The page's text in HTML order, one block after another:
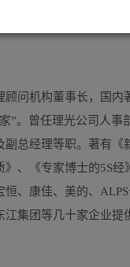
机构董事长，国内著
”。曾任理光公司人事
总经理等职。著有《
》、《专家博士的5S经
恒、康佳、美的、
集团等几十家企业提